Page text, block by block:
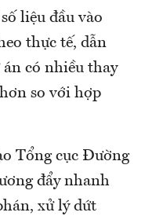
liệu đầu vào
thực tế, dẫn
có nhiều thay
so với hợp
Tổng cục Đường
đẩy nhanh
xử lý dứt